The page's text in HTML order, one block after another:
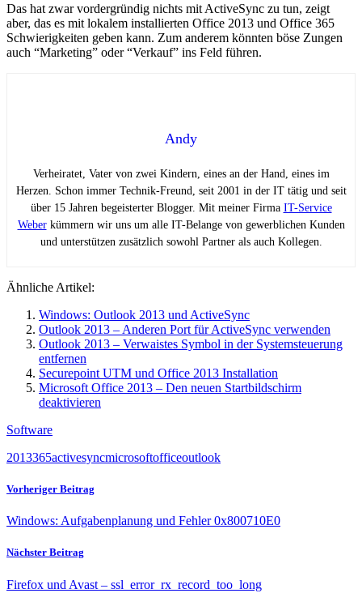
Das hat zwar vordergründig nichts mit ActiveSync zu tun, zeigt
aber, das es mit lokalem installierten Office 2013 und Office 365
Schwierigkeiten geben kann. Zum anderem könnten böse Zungen
auch “Marketing” oder “Verkauf” ins Feld führen.
Andy
Verheiratet, Vater von zwei Kindern, eines an der Hand, eines im
Herzen. Schon immer Technik-Freund, seit 2001 in der IT tätig und seit
über 15 Jahren begeisterter Blogger. Mit meiner Firma IT-Service
Weberkümmern wir uns um alle IT-Belange von gewerblichen Kunden
und unterstützen zusätzlich sowohl Partner als auch Kollegen.
Ähnliche Artikel:
Windows: Outlook 2013 und ActiveSync
Outlook 2013 – Anderen Port für ActiveSync verwenden
Outlook 2013 – Verwaistes Symbol in der Systemsteuerung
entfernen
Securepoint UTM und Office 2013 Installation
Microsoft Office 2013 – Den neuen Startbildschirm
deaktivieren
Software
2013365activesyncmicrosoftofficeoutlook
Vorheriger Beitrag
Windows: Aufgabenplanung und Fehler 0x800710E0
Nächster Beitrag
Firefox und Avast – ssl_error_rx_record_too_long